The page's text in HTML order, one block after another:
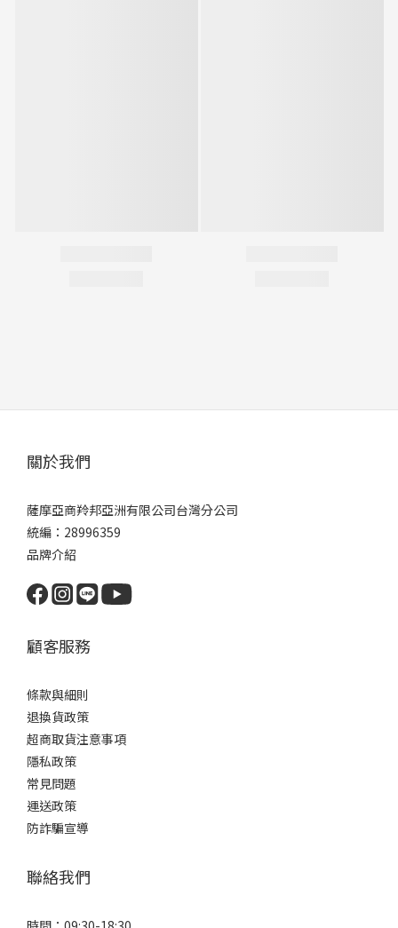
關於我們
薩摩亞商羚邦亞洲有限公司台灣分公司
統編：28996359
品牌介紹
顧客服務
條款與細則
退換貨政策
超商取貨注意事項
隱私政策
常見問題
運送政策
防詐騙宣導
聯絡我們